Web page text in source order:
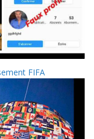
FIFA